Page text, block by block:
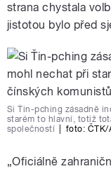
strana chystala
jistotou bylo před
Si Ťin-pching zásadně
starém to hlavní, totiž
společností
foto: ČTK/
„Oficiálně